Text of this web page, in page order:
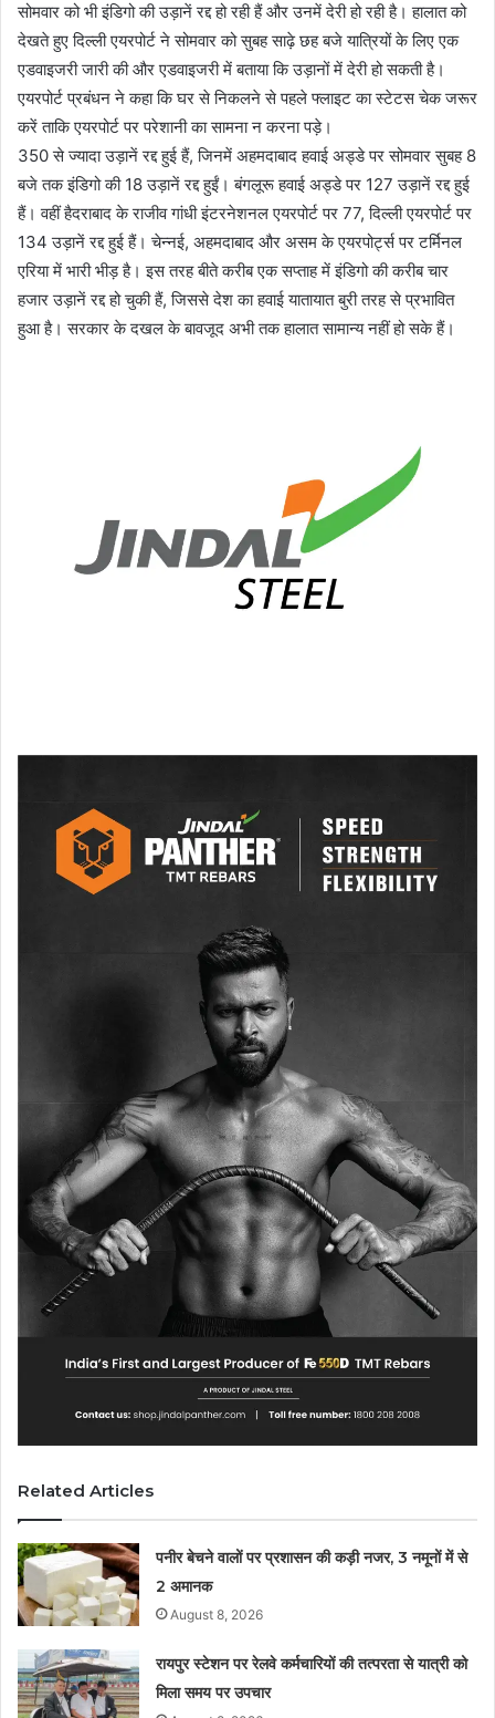
सोमवार को भी इंडिगो की उड़ानें रद्द हो रही हैं और उनमें देरी हो रही है। हालात को
देखते हुए दिल्ली एयरपोर्ट ने सोमवार को सुबह साढ़े छह बजे यात्रियों के लिए एक
एडवाइजरी जारी की और एडवाइजरी में बताया कि उड़ानों में देरी हो सकती है।
एयरपोर्ट प्रबंधन ने कहा कि घर से निकलने से पहले फ्लाइट का स्टेटस चेक जरूर
करें ताकि एयरपोर्ट पर परेशानी का सामना न करना पड़े।
350 से ज्यादा उड़ानें रद्द हुई हैं, जिनमें अहमदाबाद हवाई अड्डे पर सोमवार सुबह 8
बजे तक इंडिगो की 18 उड़ानें रद्द हुईं। बंगलूरू हवाई अड्डे पर 127 उड़ानें रद्द हुई
हैं। वहीं हैदराबाद के राजीव गांधी इंटरनेशनल एयरपोर्ट पर 77, दिल्ली एयरपोर्ट पर
134 उड़ानें रद्द हुई हैं। चेन्नई, अहमदाबाद और असम के एयरपोर्ट्स पर टर्मिनल
एरिया में भारी भीड़ है। इस तरह बीते करीब एक सप्ताह में इंडिगो की करीब चार
हजार उड़ानें रद्द हो चुकी हैं, जिससे देश का हवाई यातायात बुरी तरह से प्रभावित
हुआ है। सरकार के दखल के बावजूद अभी तक हालात सामान्य नहीं हो सके हैं।
Related Articles
पनीर बेचने वालों पर प्रशासन की कड़ी नजर, 3 नमूनों में से
2 अमानक
August 8, 2026
रायपुर स्टेशन पर रेलवे कर्मचारियों की तत्परता से यात्री को
मिला समय पर उपचार